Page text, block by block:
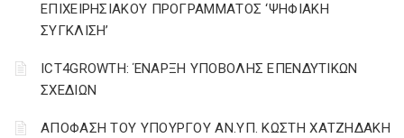
ΕΠΙΧΕΙΡΗΣΙΑΚΟΥ ΠΡΟΓΡΑΜΜΑΤΟΣ ‘ΨΗΦΙΑΚΗ
ΣΥΓΚΛΙΣΗ’
ICT4GROWTH: ΈΝΑΡΞΗ ΥΠΟΒΟΛΗΣ ΕΠΕΝΔΥΤΙΚΩΝ
ΣΧΕΔΙΩΝ
ΑΠΟΦΑΣΗ ΤΟΥ ΥΠΟΥΡΓΟΥ ΑΝ.ΥΠ. ΚΩΣΤΗ ΧΑΤΖΗΔΑΚΗ